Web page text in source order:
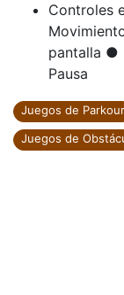
Controles
pantalla ●
Pausa
Juegos de Parkour
Juegos de